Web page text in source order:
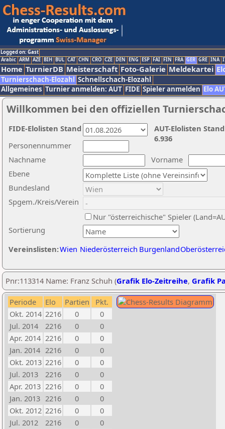
Logged on: Gast
Arabic ARM AZE BIH BUL CAT CHN CRO CZE DEN ENG ESP FAI FIN FRA GER GRE INA
Home TurnierDB Meisterschaft Foto-Galerie Meldekartei
Turnierschach-Elozahl Schnellschach-Elozahl
Allgemeines Turnier anmelden: AUT FIDE Spieler anmelden Elo
Willkommen bei den offiziellen
Nachname
Vorname
Ebene
Sortierung
Personennummer
Bundesland
Spgem./Kreis/Verein
Nur "österreichische" Spieler
Vereinslisten:Wien Niederösterreich Burgenland
AUT-Elolisten
6.936
FIDE-Elolisten Stand
Pnr:113314 Name: Franz Schuh (Grafik Elo-Zeitreihe, Grafik
Periode Elo Partien
Pkt.
Okt. 2014 2216 0
0
Jul. 2014
2216 0
0
Apr. 2014 2216 0
0
Jan. 2014 2216 0
0
Okt. 2013 2216 0
0
Jul. 2013
2216 0
0
Apr. 2013 2216 0
0
Jan. 2013 2216 0
0
Okt. 2012 2216 0
0
Jul. 2012
2216 0
0